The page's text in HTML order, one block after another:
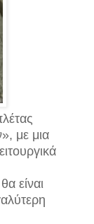
με μια
είναι